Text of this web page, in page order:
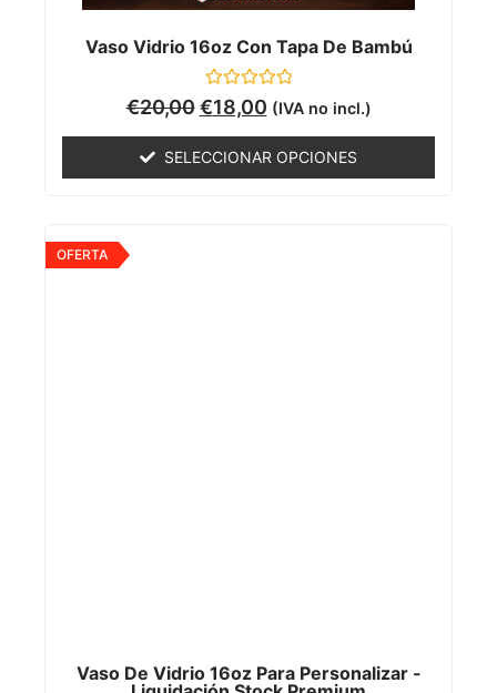
Vaso Vidrio 16oz Con Tapa De Bambú
Valorado
con
5
€20,00 €18,00 (IVA no incl.)
SELECCIONAR OPCIONES
Vaso De Vidrio 16oz Para Personalizar -
OFERTA